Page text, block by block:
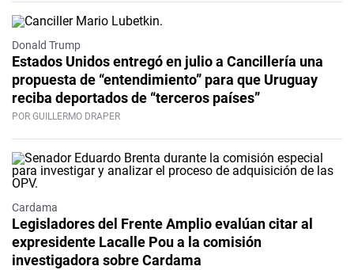
Donald Trump
Estados Unidos entregó en julio a Cancillería una
propuesta de “entendimiento” para que Uruguay
reciba deportados de “terceros países”
POR GUILLERMO DRAPER
Cardama
Legisladores del Frente Amplio evalúan citar al
expresidente Lacalle Pou a la comisión
investigadora sobre Cardama